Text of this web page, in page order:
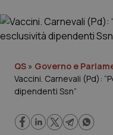
Governo e
Regioni e Asl
QS » Governo e
Vaccini. Carnevali (Pd):
dipendenti Ssn”